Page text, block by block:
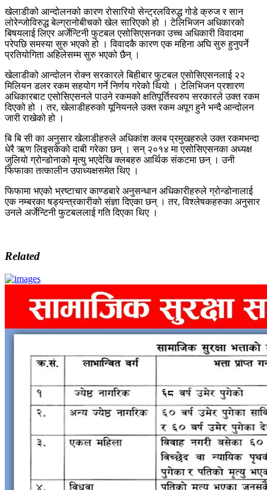
खेलाडीको आन्दोलनको कारण रोसारियो सेन्ट्रलविरुद्ध गोडे क्रुज र सान
लोरेन्जोविरुद्ध बेल्ग्रानोबीचको खेल सारिएको हो । टेलिभिजन अधिकारको
बिषयलाई लिएर अर्जेन्टिनी फुटबल एसोसिएसनका उच्च अधिकारी विवादमा
परेपछि समस्या सुरु भएको हो । विवादकै कारण एक महिना अघि सुरु हुनुपर्ने
प्रतियोगिता अहिलेसम्म सुरु भएको छैन् ।
खेलाडीको आन्दोलन रोक्न सरकारले बिहीबार फुटबल एसोसिएसनलाई २२
मिलियन डलर रकम सहयोग गर्ने निर्णय गरेको थियो । टेलिभिजन प्रशारण
अधिकारबाट एसोसिएसनले पाउने रकमको क्षतिपूर्तिस्वरुप सरकारले उक्त रकम
दिएको हो । तर, खेलाडीहरुको यूनियनले उक्त रकम अपूग हुने भन्दै आन्दोलन
जारी राखेको हो ।
बि बि सी का अनुसार खेलाडीहरुले अधिकांश क्लब प्रमुखहरुले उक्त रकमभन्दा
धेरै ऋण लिइसकेको दाबी गरेका छन् । सन् २०१४ मा एसोसिएसनका अध्यक्ष
जुलियो ग्रोन्डोनाको मृत्यु भएदेखि क्लबहरु आर्थिक संकटमा छन् । उनी
फिफाका तत्कालीन उपाध्यक्षसमेत थिए ।
फिफामा भएको भ्रष्टाचार काण्डबारे अनुसन्धान अधिकारीहरुले ग्रोन्डोनालाई
एक नम्बरका षड्यन्त्रकारीको संज्ञा दिएका छन् । तर, विश्लेषकहरुका अनुसार
उनले अर्जेन्टिनी फुटबललाई गति दिएका थिए ।
Related